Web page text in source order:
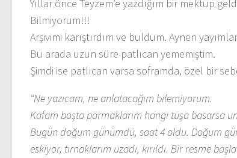
Yıllar önce Teyzem’e yazdığım bir mektup
Bilmiyorum!!!
Arşivimi karıştırdım ve buldum. Aynen
Bu arada uzun süre patlıcan yememiştim.
Şimdi ise patlıcan varsa soframda, özel bir
“Ne yazıcam, ne anlatacağım bilemiyorum.
Kafam boşta parmaklarım hangi tuşa basarsa
Bugün doğum günümdü, saat 4 oldu. Doğum
eskiyor, tırnaklarım uzadı, kırıldı. Bir resme